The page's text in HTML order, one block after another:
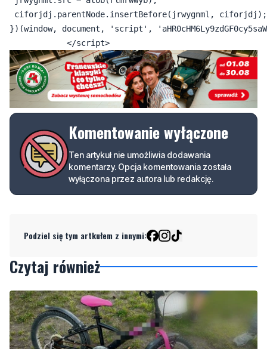
ciforjdj.parentNode.insertBefore(jrwygnml, ciforjdj);
})(window, document, 'script',
Komentowanie wyłączone
Ten artykuł nie umożliwia dodawania
komentarzy. Opcja komentowania została
wyłączona przez autora lub redakcję.
Podziel się tym artkułem z innymi:
Czytaj również